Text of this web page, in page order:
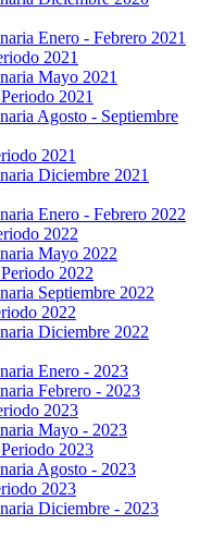
Enero - Febrero 2021
2021
Mayo 2021
2021
Agosto - Septiembre
2021
Diciembre 2021
Enero - Febrero 2022
2022
Mayo 2022
2022
Septiembre 2022
2022
Diciembre 2022
Enero - 2023
Febrero - 2023
2023
Mayo - 2023
2023
Agosto - 2023
2023
Diciembre - 2023